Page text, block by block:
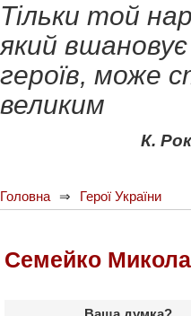
Тільки той
який вшановує
героїв, може
великим
К.
Головна Герої України
Семейко Микола